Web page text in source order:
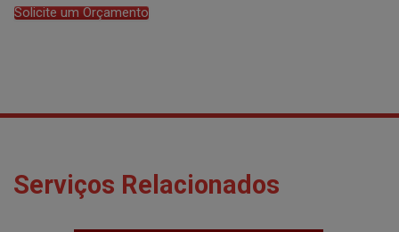
Solicite um Orçamento
Serviços Relacionados